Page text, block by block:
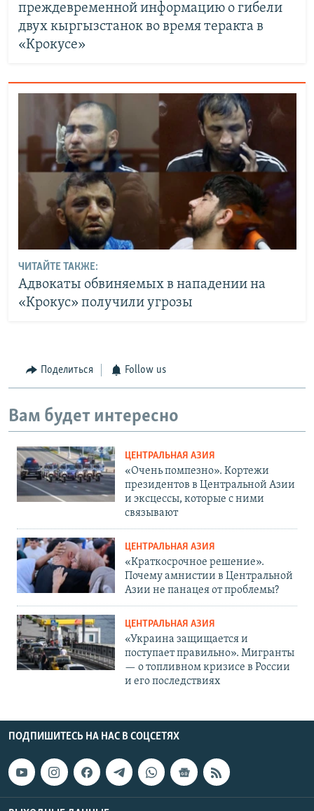
преждевременной информацию о гибели
двух кыргызстанок во время теракта в
«Крокусе»
ЧИТАЙТЕ ТАКЖЕ:
Адвокаты обвиняемых в нападении на
«Крокус» получили угрозы
Поделиться Follow us
Вам будет интересно
ЦЕНТРАЛЬНАЯ АЗИЯ
«Очень помпезно». Кортежи
президентов в Центральной Азии
и эксцессы, которые с ними
связывают
ЦЕНТРАЛЬНАЯ АЗИЯ
«Краткосрочное решение».
Почему амнистии в Центральной
Азии не панацея от проблемы?
ЦЕНТРАЛЬНАЯ АЗИЯ
«Украина защищается и
поступает правильно». Мигранты
— о топливном кризисе в России
и его последствиях
ПОДПИШИТЕСЬ НА НАС В СОЦСЕТЯХ